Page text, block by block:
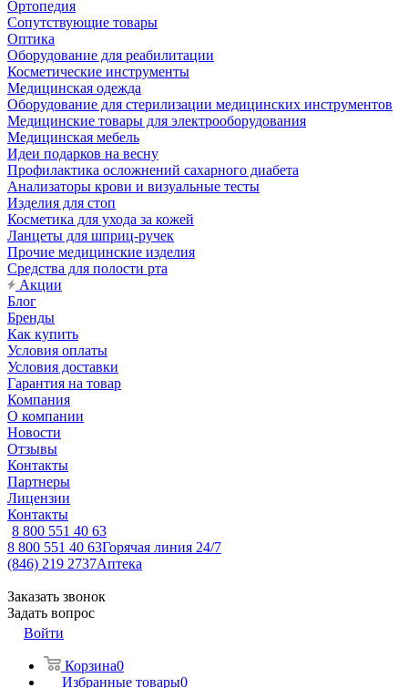
Ортопедия
Сопутствующие товары
Оптика
Оборудование для реабилитации
Косметические инструменты
Медицинская одежда
Оборудование для стерилизации медицинских инструментов
Медицинские товары для электрооборудования
Медицинская мебель
Идеи подарков на весну
Профилактика осложнений сахарного диабета
Анализаторы крови и визуальные тесты
Изделия для стоп
Косметика для ухода за кожей
Ланцеты для шприц-ручек
Прочие медицинские изделия
Средства для полости рта
Акции
Блог
Бренды
Как купить
Условия оплаты
Условия доставки
Гарантия на товар
Компания
О компании
Новости
Отзывы
Контакты
Партнеры
Лицензии
Контакты
8 800 551 40 63
8 800 551 40 63Горячая линия 24/7
(846) 219 2737Аптека
Заказать звонок
Задать вопрос
Войти
Корзина0
Избранные товары0